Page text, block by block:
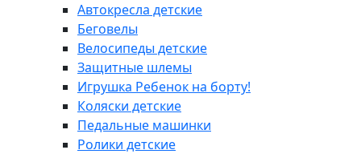
Автокресла детские
Беговелы
Велосипеды детские
Защитные шлемы
Игрушка Ребенок на борту!
Коляски детские
Педальные машинки
Ролики детские